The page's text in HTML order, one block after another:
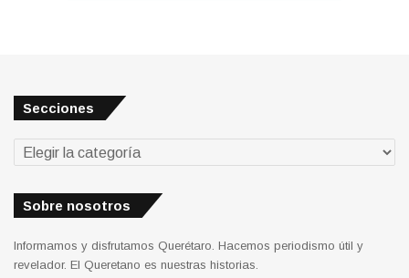
Secciones
Secciones
Sobre nosotros
Informamos y disfrutamos Querétaro. Hacemos periodismo útil y
revelador. El Queretano es nuestras historias.